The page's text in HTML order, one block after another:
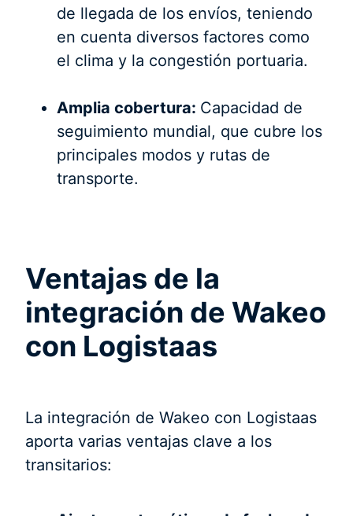
de llegada de los envíos, teniendo
en cuenta diversos factores como
el clima y la congestión portuaria.
Amplia cobertura: Capacidad de
seguimiento mundial, que cubre los
principales modos y rutas de
transporte.
Ventajas de la
integración de Wakeo
con Logistaas
La integración de Wakeo con Logistaas
aporta varias ventajas clave a los
transitarios: